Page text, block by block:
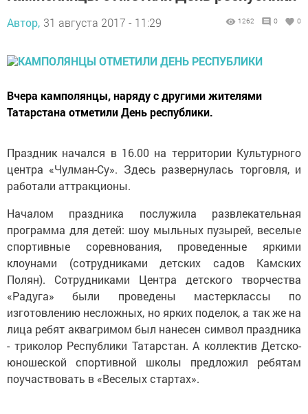
Автор, 31 августа 2017 - 11:29 1262 0 0
Вчера камполянцы, наряду с другими жителями
Татарстана отметили День республики.
Праздник начался в 16.00 на территории Культурного
центра «Чулман-Су». Здесь развернулась торговля, и
работали аттракционы.
Началом праздника послужила развлекательная
программа для детей: шоу мыльных пузырей, веселые
спортивные соревнования, проведенные яркими
клоунами (сотрудниками детских садов Камских
Полян). Сотрудниками Центра детского творчества
«Радуга» были проведены мастерклассы по
изготовлению несложных, но ярких поделок, а так же на
лица ребят аквагримом был нанесен символ праздника
- триколор Республики Татарстан. А коллектив Детско-
юношеской спортивной школы предложил ребятам
поучаствовать в «Веселых стартах».